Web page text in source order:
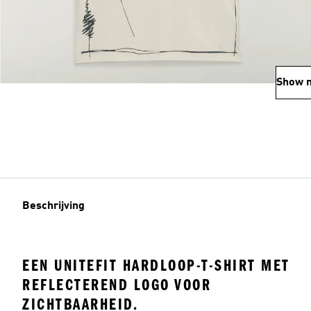
Show
Beschrijving
EEN UNITEFIT HARDLOOP-T-SHIRT MET
REFLECTEREND LOGO VOOR
ZICHTBAARHEID.